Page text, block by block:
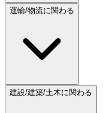
運輸/物流に関わる
建設/建築/土木に関わる